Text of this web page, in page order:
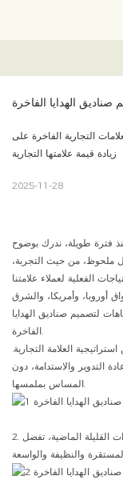
التجارية الفاخرة على
زيادة قيمة علامتها التجارية
2025-11-28
فترة طويلة، ندرك بوضوح
ملحوظ، من حيث التجربة،
الفعلية لعملاء علامتنا
أوروبا، وأمريكا، والشرق
لتصميم صناديق الهدايا
الفاخرة.
العلامة التجارية.
التدوير والاستدامة، دون
المساس بملمسها.
2. على عكس الألوان الزاهية والمعدنية الشائعة في السنوات القليلة الماضية، تفضل